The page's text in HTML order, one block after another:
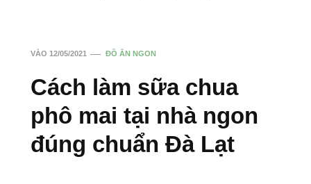
VÀO 12/05/2021 ĐỒ ĂN NGON
Cách làm sữa chua
phô mai tại nhà ngon
đúng chuẩn Đà Lạt